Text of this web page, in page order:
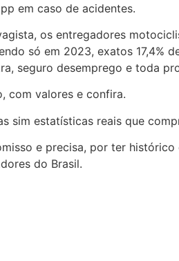
em caso de acidentes.
os entregadores
só em 2023, exatos 17,4%
seguro desemprego e toda
com valores e confira.
sim estatísticas reais que
e precisa, por ter
do Brasil.